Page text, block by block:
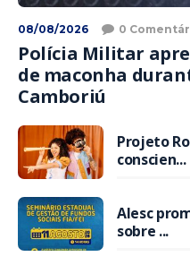
08/08/2026 0
Polícia Militar
de maconha
Camboriú
Projeto
conscien...
Alesc
sobre ...